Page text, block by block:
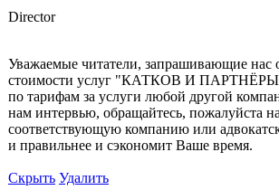
Director
Уважаемые читатели, запрашивающие нас
стоимости услуг "КАТКОВ И
по тарифам за услуги любой другой
нам интервью, обращайтесь, пожалуйста
соответствующую компанию или
и правильнее и сэкономит Ваше время.
Скрыть Удалить